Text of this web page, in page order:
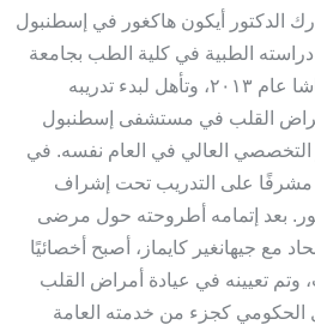
الدكتور أيكون هاكغور في إسطنبول
أكمل دراسته الطبية في كلية الطب بجامعة
إسطنبول جراح باشا عام ٢٠١٣، وتأهل لبدء تدريبه
القلب في مستشفى إسطنبول
التخصصي العالي في العام نفسه. في
أصبح مشرفًا على التدريب تحت إشراف
بعد إتمامه أطروحته حول مرضى
مع جيهانغير كايماز، أصبح أخصائيًا
وتم تعيينه في عيادة أمراض القلب
الحكومي كجزء من خدمته العامة